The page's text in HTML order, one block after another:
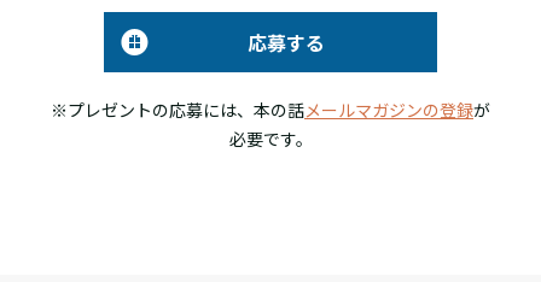
応募する
※プレゼントの応募には、本の話メールマガジンの登録が
必要です。